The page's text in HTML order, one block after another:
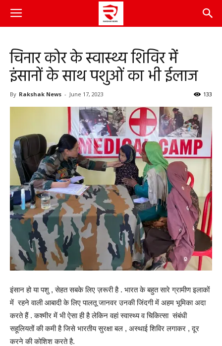
चिनार कोर के स्वास्थ्य शिविर में
इंसानों के साथ पशुओं का भी ईलाज
By Rakshak News - June 17, 2023 133
इंसान हो या पशु , सेहत सबके लिए ज़रूरी है . भारत के बहुत सारे ग्रामीण इलाकों
में रहने वाली आबादी के लिए पालतू जानवर उनकी जिंदगी में अहम भूमिका अदा
करते हैं . कश्मीर में भी ऐसा ही है लेकिन वहां स्वास्थ्य व चिकित्सा संबंधी
सहूलियतों की कमी है जिसे भारतीय सुरक्षा बल , अस्थाई शिविर लगाकर , दूर
करने की कोशिश करते है.